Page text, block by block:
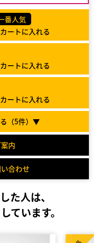
番人気
ートに入れる
ートに入れる
ートに入れる
（5件）▼
内
合わせ
た人は、
ています。